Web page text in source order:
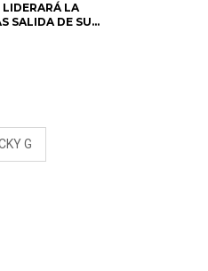
LA
SALIDA DE SU
CON
G